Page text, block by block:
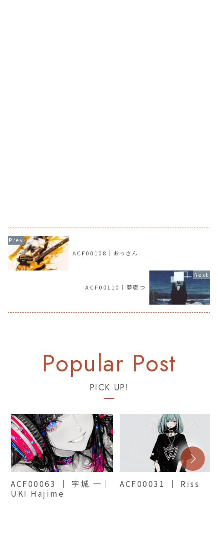
ACF00108｜おっさん
ACF00110｜夢鬱つ
PICK UP!
ACF00063 ｜ 宇城 一｜
UKI Hajime
ACF00031 ｜ Riss